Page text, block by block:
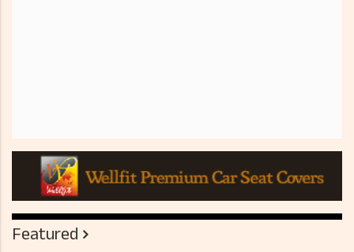
Featured